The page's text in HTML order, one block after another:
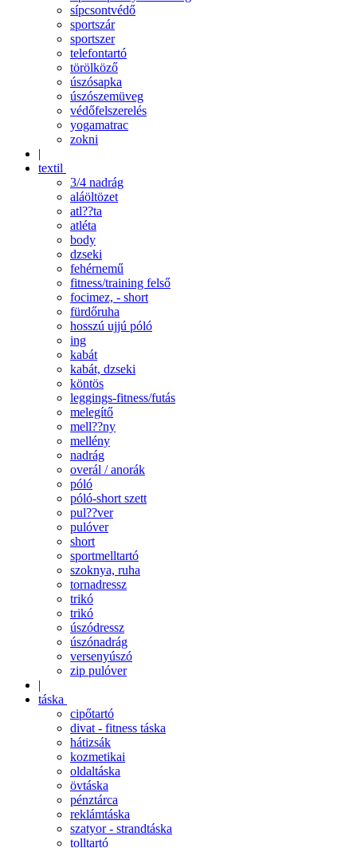
sípcsontvédő
sportszár
sportszer
telefontartó
törölköző
úszósapka
úszószemüveg
védőfelszerelés
yogamatrac
zokni
|
textil
3/4 nadrág
aláöltözet
atl??ta
atléta
body
dzseki
fehérnemű
fitness/training felső
focimez, - short
fürdőruha
hosszú ujjú póló
ing
kabát
kabát, dzseki
köntös
leggings-fitness/futás
melegítő
mell??ny
mellény
nadrág
overál / anorák
póló
póló-short szett
pul??ver
pulóver
short
sportmelltartó
szoknya, ruha
tornadressz
trikó
trikó
úszódressz
úszónadrág
versenyúszó
zip pulóver
|
táska
cipőtartó
divat - fitness táska
hátizsák
kozmetikai
oldaltáska
övtáska
pénztárca
reklámtáska
szatyor - strandtáska
tolltartó